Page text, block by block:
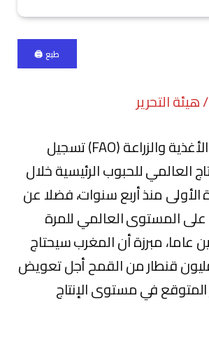
طبع 🖨
توقعت منظمة الأغذية والزراعة (FAO) تسجيل
العالمي للحبوب الرئيسية خلال
للمرة الأولى منذ أربع سنوات، فضلا عن
المستوى العالمي للمرة
عاما، مبرزة أن المغرب سيحتاج
استيراد 62 مليون قنطار من القمح أجل تعويض
المتوقع في مستوى الإنتاج